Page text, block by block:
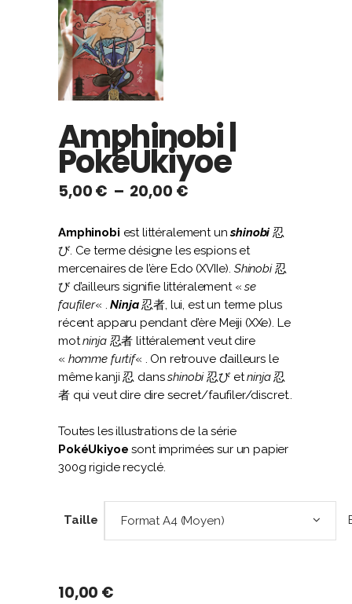
Amphinobi |
PokéUkiyoe
5,00€ – 20,00 €Plage
prix :
5,00 €
à
20,00 €
Amphinobi est littéralement unshinobi忍
び. Ce terme désigne les espions et
mercenaires de l’ère Edo (XVIIe). Shinobi忍
び d’ailleurs signifie littéralement «se
faufiler« .Ninja忍者, lui, est un terme plus
récent apparu pendant d’ère Meiji (XXe). Le
motninja忍者 littéralement veut dire
« homme furtif« . On retrouve d’ailleurs le
même kanji 忍 dansshinobi忍び etninja忍
者 qui veut dire dire secret/faufiler/discret..
Toutes les illustrations de la série
PokéUkiyoe sont imprimées sur un papier
300g rigide recyclé.
Taille Format A4 (Moyen)
10,00 €